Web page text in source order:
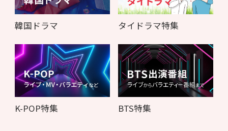
韓国ドラマ タイドラマ特集
K-POP特集 BTS特集